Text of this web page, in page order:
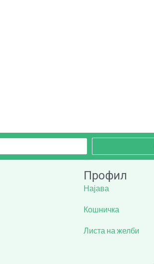
Профил
Најава
Кошничка
Листа на желби